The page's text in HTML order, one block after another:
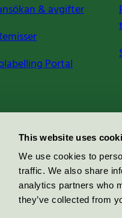
This website uses
We use cookies to
traffic. We also share
analytics partners who
they’ve collected from
& avgifter
Portal
AB